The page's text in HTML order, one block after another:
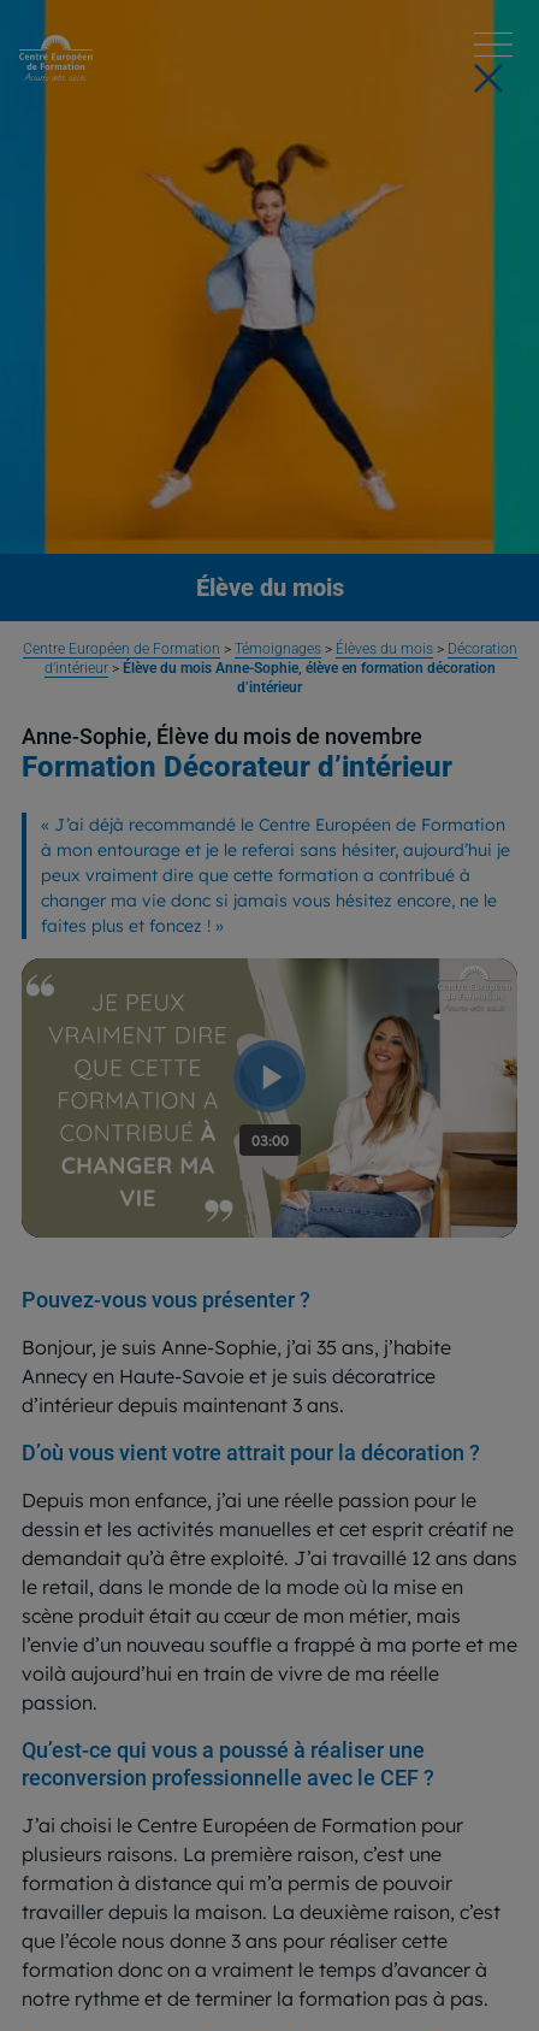
Élève du mois
Centre Européen de Formation > Témoignages> Élèves du mois> Décoration
d’intérieur> Élève du mois Anne-Sophie, élève en formation décoration
d’intérieur
Anne-Sophie, Élève du mois de novembre
Formation Décorateur d’intérieur
« J’ai déjà recommandé le Centre Européen de Formation
à mon entourage et je le referai sans hésiter, aujourd’hui je
peux vraiment dire que cette formation a contribué à
changer ma vie donc si jamais vous hésitez encore, ne le
faites plus et foncez ! »
Pouvez-vous vous présenter ?
Bonjour, je suis Anne-Sophie, j’ai 35 ans, j’habite
Annecy en Haute-Savoie et je suis décoratrice
d’intérieur depuis maintenant 3 ans.
D’où vous vient votre attrait pour la décoration ?
Depuis mon enfance, j’ai une réelle passion pour le
dessin et les activités manuelles et cet esprit créatif ne
demandait qu’à être exploité. J’ai travaillé 12 ans dans
le retail, dans le monde de la mode où la mise en
scène produit était au cœur de mon métier, mais
l’envie d’un nouveau souffle a frappé à ma porte et me
voilà aujourd’hui en train de vivre de ma réelle
passion.
Qu’est-ce qui vous a poussé à réaliser une
reconversion professionnelle avec le CEF ?
J’ai choisi le Centre Européen de Formation pour
plusieurs raisons. La première raison, c’est une
formation à distance qui m’a permis de pouvoir
travailler depuis la maison. La deuxième raison, c’est
que l’école nous donne 3 ans pour réaliser cette
formation donc on a vraiment le temps d’avancer à
notre rythme et de terminer la formation pas à pas.